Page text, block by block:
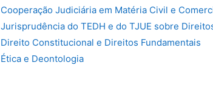
Cooperação Judiciária em Matéria Civil e
Jurisprudência do TEDH e do TJUE sobre
Direito Constitucional e Direitos Fundamentais
Ética e Deontologia